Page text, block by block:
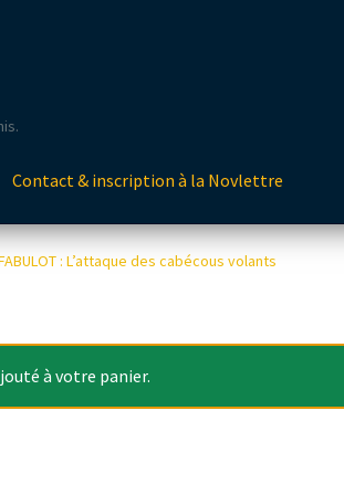
Contact & inscription à la Novlettre
: L’attaque des cabécous volants
à votre panier.